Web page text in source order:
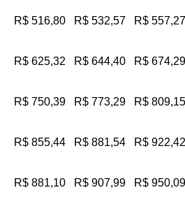
R$ 516,80 R$ 532,57 R$ 557,27
R$ 625,32 R$ 644,40 R$ 674,29
R$ 750,39 R$ 773,29 R$ 809,15
R$ 855,44 R$ 881,54 R$ 922,42
R$ 881,10 R$ 907,99 R$ 950,09